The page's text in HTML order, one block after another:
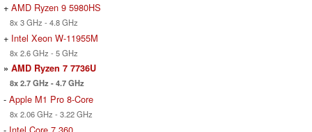
+ AMD Ryzen 9 5980HS
8x 3 GHz - 4.8 GHz
+ Intel Xeon W-11955M
8x 2.6 GHz - 5 GHz
» AMD Ryzen 7 7736U
8x 2.7 GHz - 4.7 GHz
- Apple M1 Pro 8-Core
8x 2.06 GHz - 3.22 GHz